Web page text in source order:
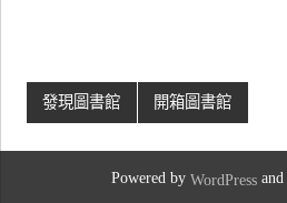
發現圖書館 開箱圖書館
Powered by WordPressand